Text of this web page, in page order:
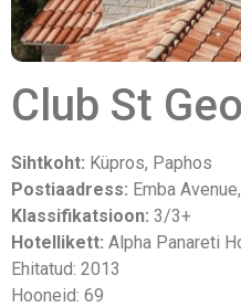
Club St
Sihtkoht: Küpros, Paphos
Postiaadress: Emba
Klassifikatsioon: 3/3+
Hotellikett: Alpha Panareti
Ehitatud: 2013
Hooneid: 69